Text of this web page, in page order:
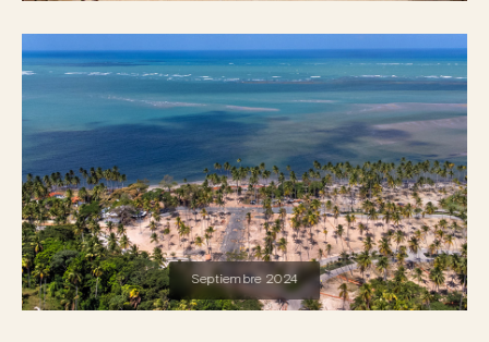
Septiembre 2024